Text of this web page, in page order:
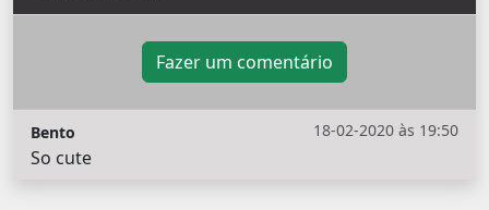
Fazer um comentário
18-02-2020 às 19:50
Bento
So cute